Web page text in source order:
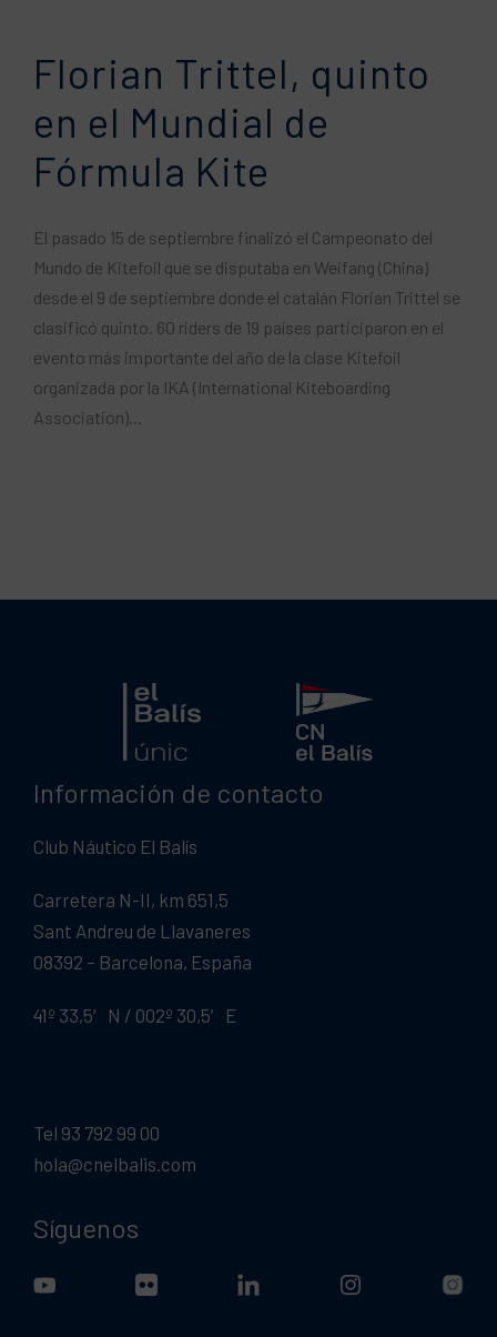
Florian Trittel, quinto
en el Mundial de
Fórmula Kite
El pasado 15 de septiembre finalizó el Campeonato del
Mundo de Kitefoil que se disputaba en Weifang (China)
desde el 9 de septiembre donde el catalán Florian Trittel se
clasificó quinto. 60 riders de 19 países participaron en el
evento más importante del año de la clase Kitefoil
organizada por la IKA (International Kiteboarding
Association)...
Información de contacto
Club Náutico El Balís
Carretera N-II, km 651,5
Sant Andreu de Llavaneres
08392 – Barcelona, España
41º 33,5′ N / 002º 30,5′ E
Tel 93 792 99 00
hola@cnelbalis.com
Síguenos